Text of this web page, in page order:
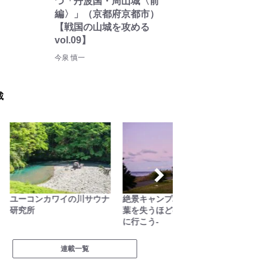
編〉」（京都府京都市）
【戦国の山城を攻める
vol.09】
今泉 慎一
ユーコンカワイの川サウナ
研究所
絶景キャンプ場ガイド-言
葉を失うほどの風景に会い
に行こう-
連載一覧